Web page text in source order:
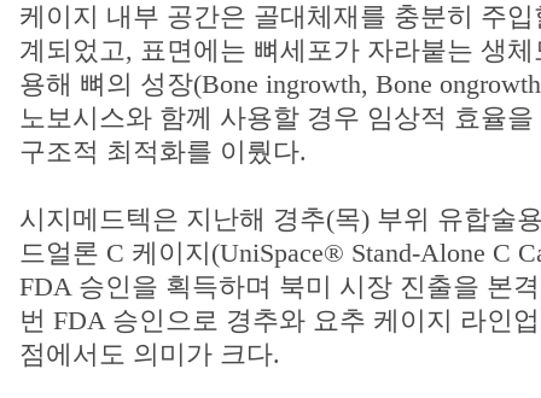
케이지 내부 공간은 골대체재를 충분히 주
계되었고, 표면에는 뼈세포가 자라붙는 생
용해 뼈의 성장(Bone ingrowth, Bone
노보시스와 함께 사용할 경우 임상적 효율
구조적 최적화를 이뤘다.
시지메드텍은 지난해 경추(목) 부위 유합술
드얼론 C 케이지(UniSpace® Stand-Alone C
FDA 승인을 획득하며 북미 시장 진출을 본
번 FDA 승인으로 경추와 요추 케이지 라인
점에서도 의미가 크다.